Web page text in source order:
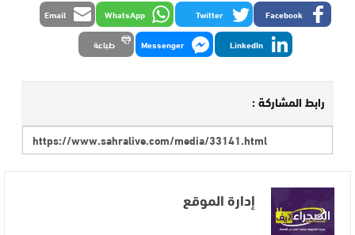
Facebook
Twitter
WhatsApp
Email
LinkedIn
Messenger طباعة
رابط المشاركة :
إدارة الموقع